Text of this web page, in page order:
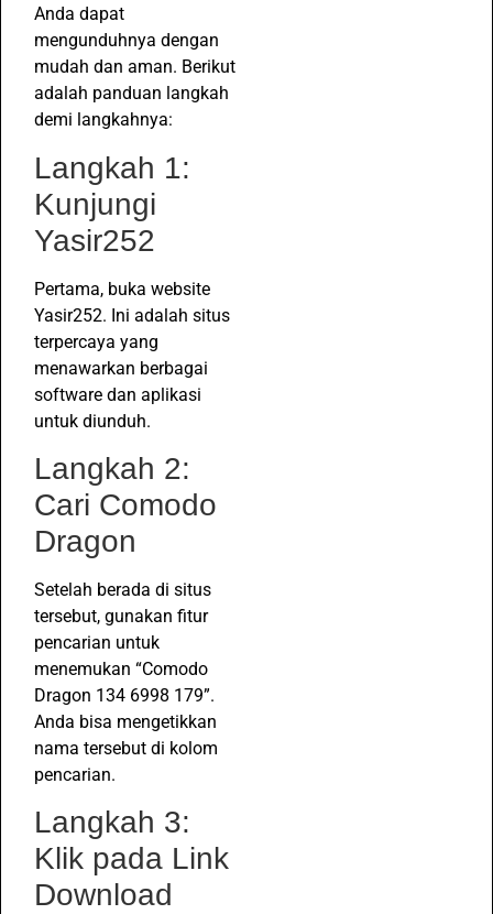
Anda dapat
mengunduhnya dengan
mudah dan aman. Berikut
adalah panduan langkah
demi langkahnya:
Langkah 1:
Kunjungi
Yasir252
Pertama, buka website
Yasir252. Ini adalah situs
terpercaya yang
menawarkan berbagai
software dan aplikasi
untuk diunduh.
Langkah 2:
Cari Comodo
Dragon
Setelah berada di situs
tersebut, gunakan fitur
pencarian untuk
menemukan “Comodo
Dragon 134 6998 179”.
Anda bisa mengetikkan
nama tersebut di kolom
pencarian.
Langkah 3:
Klik pada Link
Download